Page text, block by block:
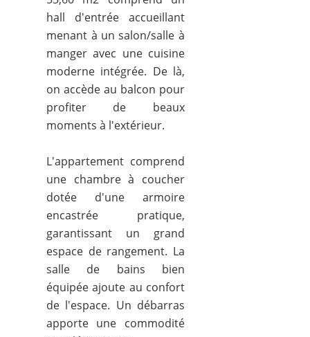
hall d'entrée accueillant
menant à un salon/salle à
manger avec une cuisine
moderne intégrée. De là,
on accède au balcon pour
profiter de beaux
moments à l'extérieur.
L'appartement comprend
une chambre à coucher
dotée d'une armoire
encastrée pratique,
garantissant un grand
espace de rangement. La
salle de bains bien
équipée ajoute au confort
de l'espace. Un débarras
apporte une commodité